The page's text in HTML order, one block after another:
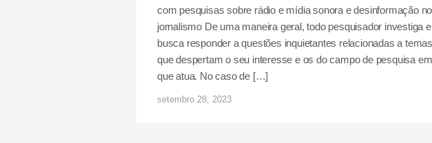
com pesquisas sobre rádio e mídia sonora e desinformação no
jornalismo De uma maneira geral, todo pesquisador investiga e
busca responder a questões inquietantes relacionadas a temas
que despertam o seu interesse e os do campo de pesquisa em
que atua. No caso de […]
setembro 28, 2023